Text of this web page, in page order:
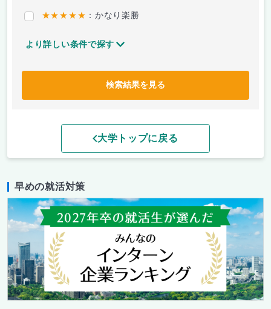
★★★★★ ：かなり楽勝
より詳しい条件で探す
検索結果を見る
大学トップに戻る
早めの就活対策